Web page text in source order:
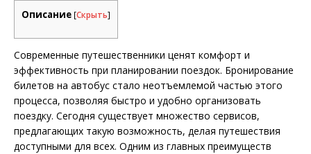
Описание [Скрыть]
Современные путешественники ценят комфорт и
эффективность при планировании поездок. Бронирование
билетов на автобус стало неотъемлемой частью этого
процесса, позволяя быстро и удобно организовать
поездку. Сегодня существует множество сервисов,
предлагающих такую возможность, делая путешествия
доступными для всех. Одним из главных преимуществ